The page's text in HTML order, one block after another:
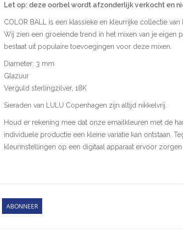
Let op: deze oorbel wordt afzonderlijk verkocht en
COLOR BALL is een klassieke en kleurrijke collectie van
Wij zien een groeiende trend in het mixen van je eigen
bestaat uit populaire toevoegingen voor deze mixen.
Diameter: 3 mm
Glazuur
Verguld sterlingzilver, 18K
Sieraden van LULU Copenhagen zijn altijd nikkelvrij.
Houd er rekening mee dat onze emailkleuren met de
individuele productie een kleine variatie kan ontstaan.
kleurinstellingen op een digitaal apparaat ervoor
ABONNEER